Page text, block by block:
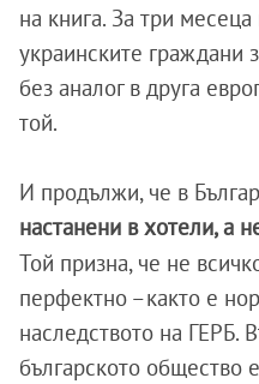
на книга. За три
украинските граждани
без аналог в друга
той.
И продължи, че в
настанени в хотели, а
Той призна, че не
перфектно –както е
наследството на ГЕРБ.
българското общество